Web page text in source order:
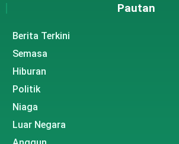
Pautan
Berita Terkini
Semasa
Hiburan
Politik
Niaga
Luar Negara